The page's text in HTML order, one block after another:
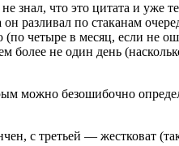
что это цитата и уже
он разливал по стаканам
четыре в месяц, если не
не один день
можно безошибочно
с третьей — жестковат